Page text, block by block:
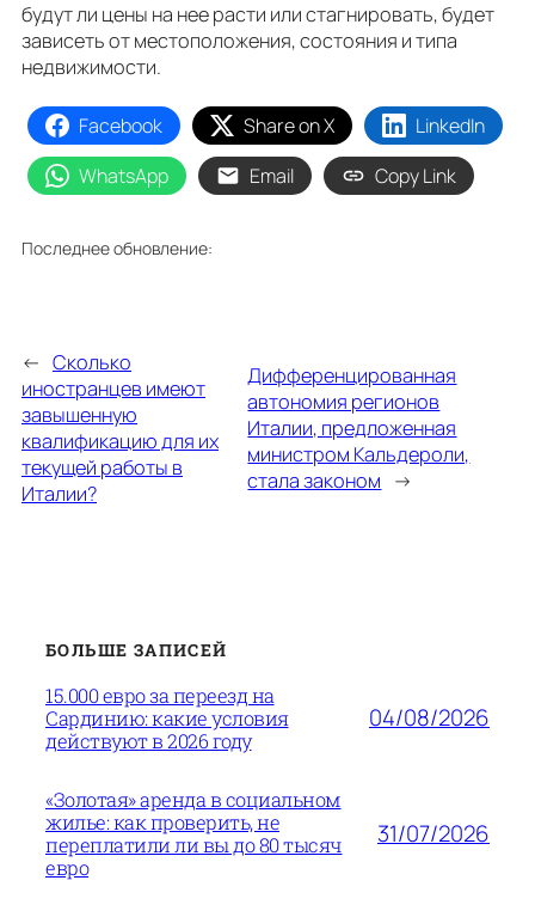
будут ли цены на нее расти или стагнировать, будет
зависеть от местоположения, состояния и типа
недвижимости.
Facebook Share on X
LinkedIn
WhatsApp
Email Copy Link
Последнее обновление:
← Сколько
иностранцев имеют
завышенную
квалификацию для их
текущей работы в
Италии?
Дифференцированная
автономия регионов
Италии, предложенная
министром Кальдероли,
стала законом →
БОЛЬШЕ ЗАПИСЕЙ
15.000 евро за переезд на
Сардинию: какие условия
действуют в 2026 году
04/08/2026
«Золотая» аренда в социальном
жилье: как проверить, не
переплатили ли вы до 80 тысяч
евро
31/07/2026